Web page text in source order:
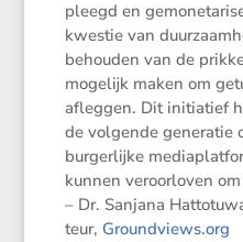
pleegd en
kwestie van
behouden van de
mogelijk maken om
afleggen. Dit initi­a­tief
de volgende generatie
burger­lijke
kunnen veroor­loven
– Dr. Sanjana
teur, Ground​views​.org